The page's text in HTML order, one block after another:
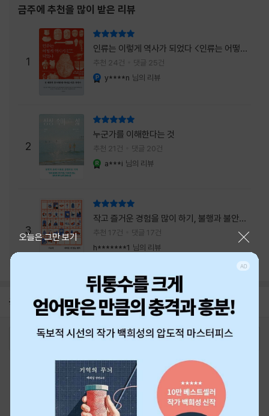
누구이며어느 순간 행복을 느끼는지 질문하며
길을 떠나려고 마음 먹는 순간들을 적어내려간
문장들에 마음을 한참 머물렀다.그 부분을 발췌
해본다. "내가 온 힘을 다해 부러워하던 사람
들은 '자신이 원하는' 일을 하는 사람들이었다.
소명이라고 하던
금주에 추천을 많이 받은 리뷰
1
인류는 이렇게 역사가 되었다 <인류는 어떻게
역사가 되었나>
추천 24건 댓글 25건
y****n 님의 리뷰
2
누군가를 이해한다는 것
추천 21건 댓글 20건
a***i 님의 리뷰
3
작고 즐거운 경험을 많이 하기, 불행과 불안을
회피하지 말기, 그리고 좋은 사람을 많이 만나
기.
추천 17건
댓글 17건
h*******1 님의 리뷰
공지 26년 NBCI 수상 안내
2026-08-01
오늘은 그만 보기
로그인 최근 본 상품 주문/배송
고객센터 1544-3800 티켓 1544-6399
중고샵 1566-4295
eBook 1:1문의/채팅상담
예스이십사(주) 사업자 정보
이용약관
개인정보처리방침 청소년보호정책